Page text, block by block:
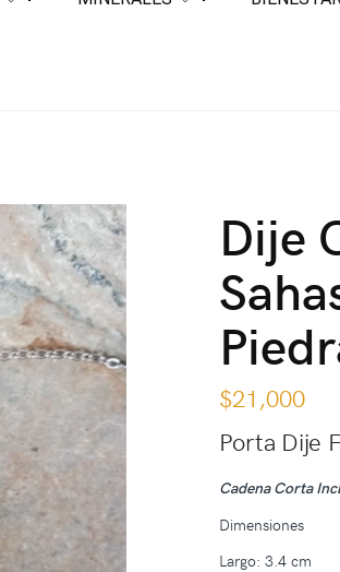
Dije
$21,000
Porta Dije
Cadena Corta
Dimensiones
Largo: 3.4 cm